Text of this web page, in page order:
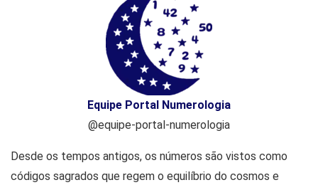
Equipe Portal Numerologia
@equipe-portal-numerologia
Desde os tempos antigos, os números são vistos como
códigos sagrados que regem o equilíbrio do cosmos e